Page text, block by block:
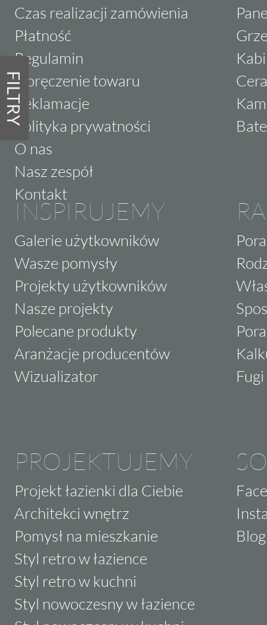
FILTRY
Czas realizacji zamówienia
Płatność
Regulamin
Doręczenie towaru
Reklamacje
Polityka prywatności
O nas
Nasz zespół
Kontakt
INSPIRUJEMY
Galerie użytkowników
Wasze pomysły
Projekty użytkowników
Nasze projekty
Polecane produkty
Aranżacje producentów
Wizualizator
PROJEKTUJEMY
Projekt łazienki dla Ciebie
Architekci wnętrz
Pomysł na mieszkanie
Styl retro w łazience
Styl retro w kuchni
Styl nowoczesny w łazience
Blog